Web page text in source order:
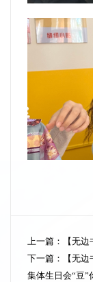
上一篇：
【无
下一篇：
【无
集体生日会“豆”